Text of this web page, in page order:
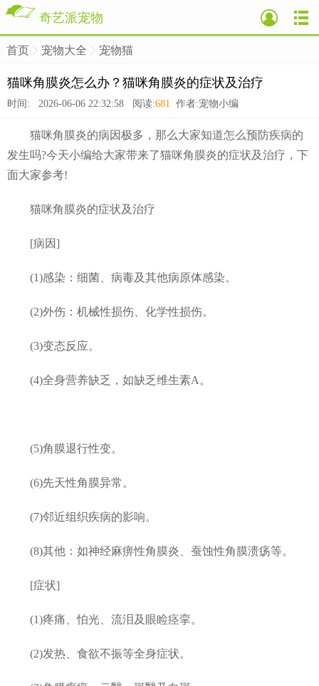
奇艺派宠物
首页 宠物大全 宠物猫
猫咪角膜炎怎么办？猫咪角膜炎的症状及治疗
时间: 2026-06-06 22:32:58 阅读:681 作者:宠物小编
猫咪角膜炎的病因极多，那么大家知道怎么预防疾病的
发生吗?今天小编给大家带来了猫咪角膜炎的症状及治疗，下
面大家参考!
猫咪角膜炎的症状及治疗
[病因]
(1)感染：细菌、病毒及其他病原体感染。
(2)外伤：机械性损伤、化学性损伤。
(3)变态反应。
(4)全身营养缺乏，如缺乏维生素A。
(5)角膜退行性变。
(6)先天性角膜异常。
(7)邻近组织疾病的影响。
(8)其他：如神经麻痹性角膜炎、蚕蚀性角膜溃疡等。
[症状]
(1)疼痛、怕光、流泪及眼睑痉挛。
(2)发热、食欲不振等全身症状。